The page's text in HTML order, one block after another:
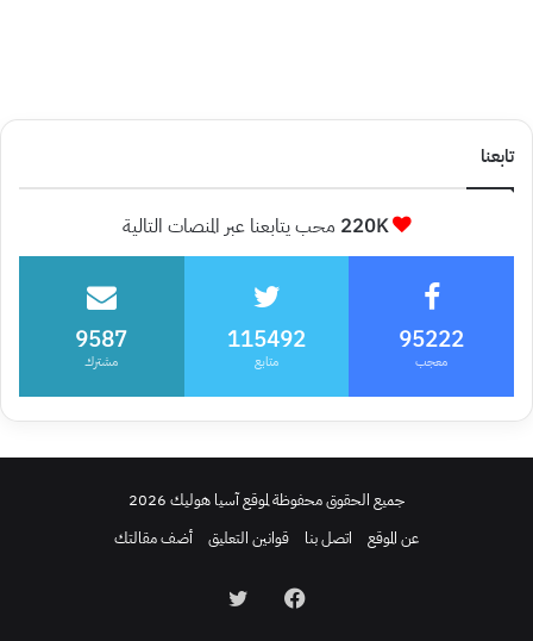
تابعنا
220K محب يتابعنا عبر المنصات التالية
95222
معجب
115492
متابع
9587
مشترك
جميع الحقوق محفوظة لموقع آسيا هوليك 2026
عن الموقع
اتصل بنا قوانين التعليق أضف مقالتك
فيسبوك